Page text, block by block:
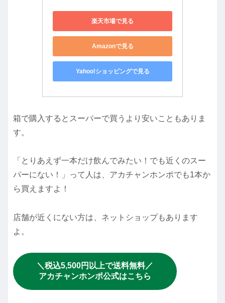
楽天市場で見る
Amazonで見る
Yahoo!ショッピングで見る
箱で購入するとスーパーで買うより安いこともありま
す。
「とりあえず一本だけ飲んでみたい！でも近くのスー
パーにない！」って人は、アカチャンホンポでも1本か
ら買えますよ！
店舗が近くにない方は、ネットショップもあります
よ。
＼税込5,500円以上で送料無料／
アカチャンホンポ公式はこちら